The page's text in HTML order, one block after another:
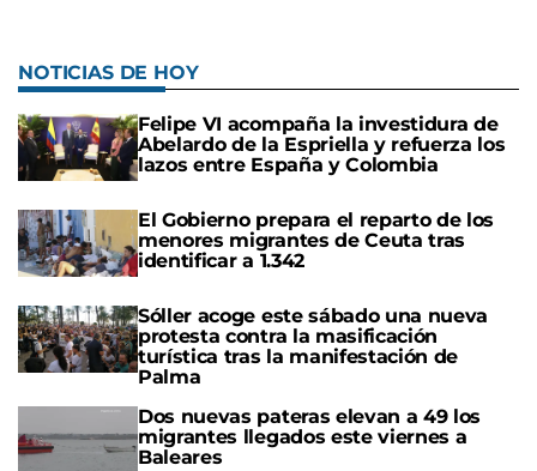
NOTICIAS DE HOY
Felipe VI acompaña la investidura de
Abelardo de la Espriella y refuerza los
lazos entre España y Colombia
El Gobierno prepara el reparto de los
menores migrantes de Ceuta tras
identificar a 1.342
Sóller acoge este sábado una nueva
protesta contra la masificación
turística tras la manifestación de
Palma
Dos nuevas pateras elevan a 49 los
migrantes llegados este viernes a
Baleares